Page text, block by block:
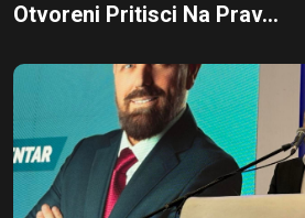
Otvoreni Pritisci Na Prav...